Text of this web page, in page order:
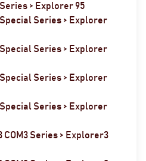
> Explorer 95
Series > Explorer
Series > Explorer
Series > Explorer
Series > Explorer
COM3 Series > Explorer3